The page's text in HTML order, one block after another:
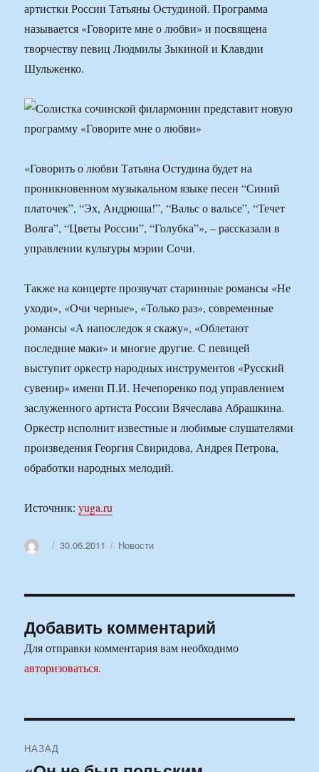
артистки России Татьяны Остудиной. Программа
называется «Говорите мне о любви» и посвящена
творчеству певиц Людмилы Зыкиной и Клавдии
Шульженко.
«Говорить о любви Татьяна Остудина будет на
проникновенном музыкальном языке песен “Синий
платочек”, “Эх, Андрюша!”, “Вальс о вальсе”, “Течет
Волга”, “Цветы России”, “Голубка”», – рассказали в
управлении культуры мэрии Сочи.
Также на концерте прозвучат старинные романсы «Не
уходи», «Очи черные», «Только раз», современные
романсы «А напоследок я скажу», «Облетают
последние маки» и многие другие. С певицей
выступит оркестр народных инструментов «Русский
сувенир» имени П.И. Нечепоренко под управлением
заслуженного артиста России Вячеслава Абрашкина.
Оркестр исполнит известные и любимые слушателями
произведения Георгия Свиридова, Андрея Петрова,
обработки народных мелодий.
Источник:yuga.ru
АвторОпубликовано
30.06.2011 Рубрики
Новости
Добавить комментарий
Для отправки комментария вам необходимо
авторизоваться.
по
НАЗАД